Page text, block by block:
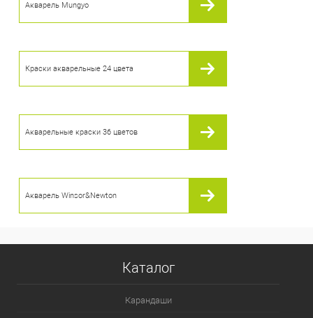
В наличии
Акварель Mungyo
Краски акварельные 24 цвета
Акварельные краски 36 цветов
Акварель Winsor&Newton
Каталог
Карандаши